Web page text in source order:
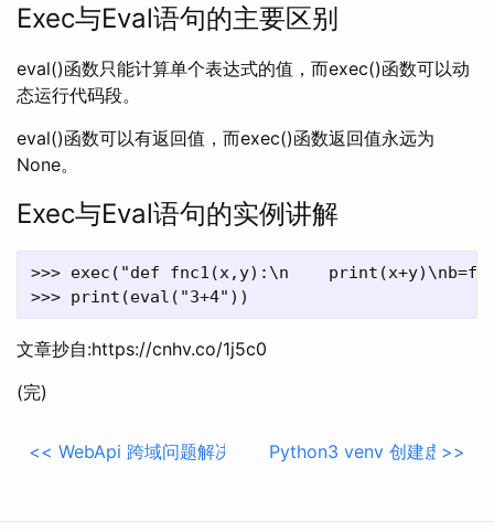
Exec与Eval语句的主要区别
eval()函数只能计算单个表达式的值，而exec()函数可以动
态运行代码段。
eval()函数可以有返回值，而exec()函数返回值永远为
None。
Exec与Eval语句的实例讲解
>>> exec("def fnc1(x,y):\n
文章抄自:https://cnhv.co/1j5c0
(完)
<< WebApi 跨域问题解决方案：CORSPython3 venv 创建虚拟环境
>>